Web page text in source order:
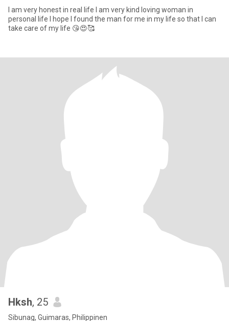
I am very honest in real life I am very kind loving woman in
personal life I hope I found the man for me in my life so that I can
take care of my life 😘😍🥰
Hksh, 25
Sibunag, Guimaras, Philippinen